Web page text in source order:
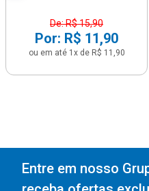
De: R$ 15,90
Por: R$ 11,90
ou em até 1x de R$ 11,90
Entre em nosso